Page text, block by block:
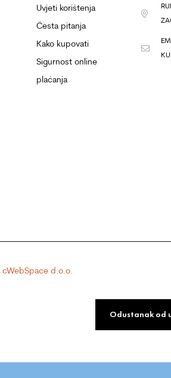
Uvjeti korištenja
Česta pitanja
Kako kupovati
Sigurnost online
plaćanja
cWebSpace d.o.o.
Odustanak od